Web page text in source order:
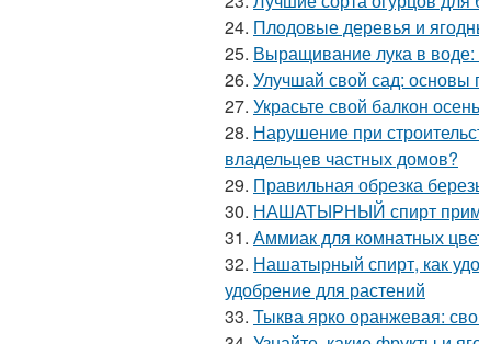
24. Плодовые деревья и
25. Выращивание лука в воде:
26. Улучшай свой сад: основы
27. Украсьте свой балкон
28. Нарушение при
владельцев частных домов?
29. Правильная обрезка
30. НАШАТЫРНЫЙ спирт
31. Аммиак для комнатных
32. Нашатырный спирт, как
удобрение для растений
33. Тыква ярко оранжевая: